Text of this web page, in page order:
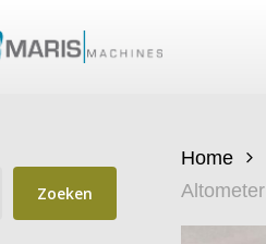
Zoeken
Home
Altometer